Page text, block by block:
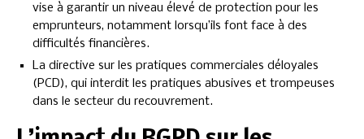
vise à garantir un niveau élevé de protection pour les
emprunteurs, notamment lorsqu’ils font face à des
difficultés financières.
La directive sur les pratiques commerciales déloyales
(PCD), qui interdit les pratiques abusives et trompeuses
dans le secteur du recouvrement.